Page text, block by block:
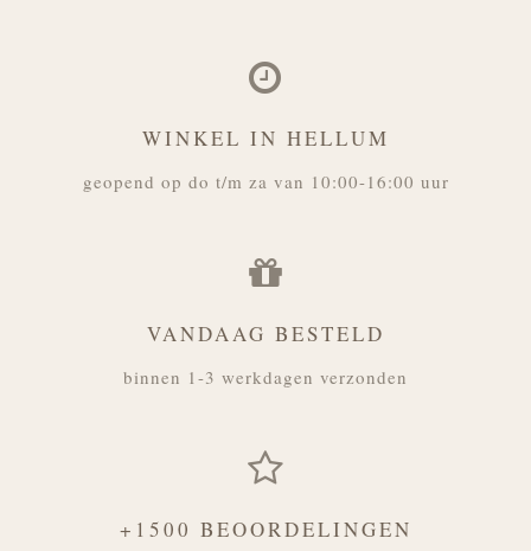
WINKEL IN HELLUM
geopend op do t/m za van 10:00-16:00 uur
VANDAAG BESTELD
binnen 1-3 werkdagen verzonden
+1500 BEOORDELINGEN